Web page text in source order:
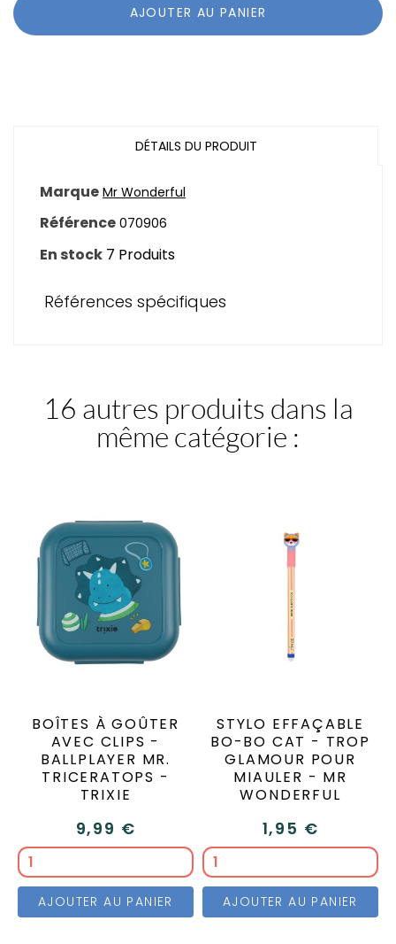
AJOUTER AU PANIER
DÉTAILS DU PRODUIT
Marque Mr Wonderful
Référence 070906
En stock 7 Produits
Références spécifiques
16 autres produits dans la
même catégorie :
BOÎTES À GOÛTER
AVEC CLIPS -
BALLPLAYER MR.
TRICERATOPS -
TRIXIE
9,99 €
AJOUTER AU PANIER
STYLO EFFAÇABLE
BO-BO CAT - TROP
GLAMOUR POUR
MIAULER - MR
WONDERFUL
1,95 €
AJOUTER AU PANIER